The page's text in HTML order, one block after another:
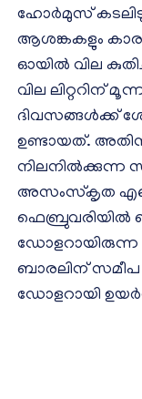
ഹോർമുസ്
ആശങ്കകളും
ഓയില്‍ വില
വില ലിറ്ററിന്
ദിവസങ്ങള്‍ക്ക്
ഉണ്ടായത്.
നിലനില്‍ക്കുന്ന
അസംസ്കൃത
ഫെബ്രുവരിയില്‍
ഡോളറായിരുന്ന
ബാരലിന് സമീപ
ഡോളറായി